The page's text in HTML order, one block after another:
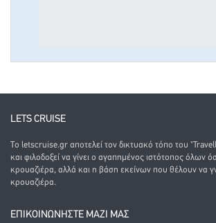
LETS CRUISE
Το letscruise.gr αποτελεί τον δικτυακό τόπο του
και φιλοδοξεί να γίνει ο αγαπημένος ιστότοπος όλων
κρουαζιέρα, αλλά και η βάση εκείνων που θέλουν να
κρουαζιέρα.
ΕΠΙΚΟΙΝΩΝΗΣΤΕ ΜΑΖΙ ΜΑΣ